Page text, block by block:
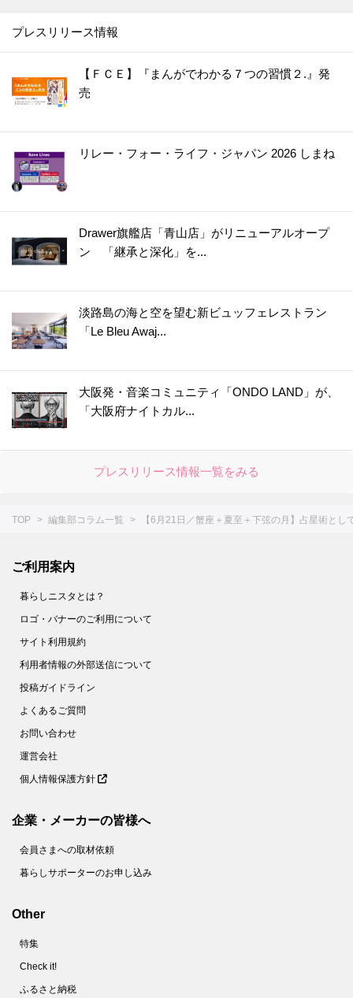
プレスリリース情報
【ＦＣＥ】『まんがでわかる７つの習慣２.』発
売
リレー・フォー・ライフ・ジャパン 2026 しまね
Drawer旗艦店「青山店」がリニューアルオープ
ン 「継承と深化」を...
淡路島の海と空を望む新ビュッフェレストラン
「Le Bleu Awaj...
大阪発・音楽コミュニティ「ONDO LAND」が、
「大阪府ナイトカル...
プレスリリース情報一覧をみる
TOP 編集部コラム一覧 【6月21日／蟹座＋夏至＋下弦の月】占星術と
ご利用案内
暮らしニスタとは？
ロゴ・バナーのご利用について
サイト利用規約
利用者情報の外部送信について
投稿ガイドライン
よくあるご質問
お問い合わせ
運営会社
個人情報保護方針
企業・メーカーの皆様へ
会員さまへの取材依頼
暮らしサポーターのお申し込み
Other
特集
Check it!
ふるさと納税